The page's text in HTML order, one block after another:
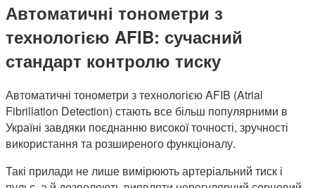
Автоматичні тонометри з
технологією AFIB: сучасний
стандарт контролю тиску
Автоматичні тонометри з технологією AFIB (Atrial
Fibrillation Detection) стають все більш популярними в
Україні завдяки поєднанню високої точності, зручності
використання та розширеного функціоналу.
Такі прилади не лише вимірюють артеріальний тиск і